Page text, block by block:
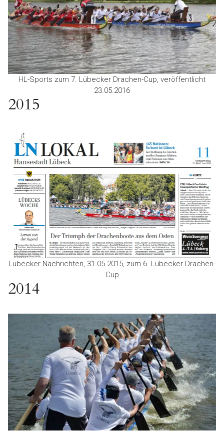
HL-Sports zum 7. Lübecker Drachen-Cup, veröffentlicht
23.05.2016
2015
Lübecker Nachrichten, 31.05.2015, zum 6. Lübecker Drachen-
Cup
2014